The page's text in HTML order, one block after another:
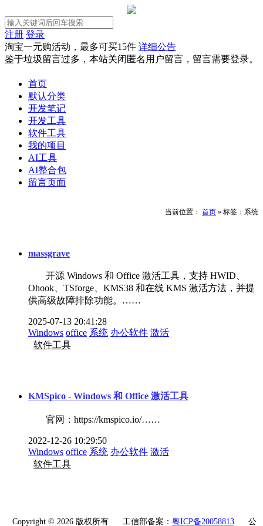
注册 登录
淘宝一元购活动，最多可买15件 详细公告
鉴于垃圾留言过多，本站关闭匿名用户留言，留言需要登录。
首页
默认分类
开发笔记
开发工具
软件工具
我的项目
AI工具
AI整合包
留言页面
当前位置： 首页 » 标签：系统
massgrave
开源 Windows 和 Office 激活工具，支持 HWID、
Ohook、TSforge、KMS38 和在线 KMS 激活方法，并提
供高级故障排除功能。……
2025-07-13 20:41:28
Windows office 系统 办公软件 激活
软件工具
KMSpico - Windows 和 Office 激活工具
官网：https://kmspico.io/……
2022-12-26 10:29:50
Windows office 系统 办公软件 激活
软件工具
Copyright © 2026 版权所有 工信部备案： 粤ICP备20058813 公